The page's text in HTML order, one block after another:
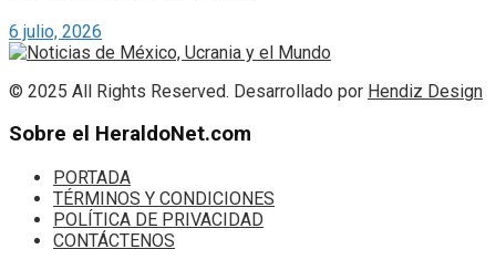
6 julio, 2026
© 2025 All Rights Reserved. Desarrollado por Hendiz Design
Sobre el HeraldoNet.com
PORTADA
TÉRMINOS Y CONDICIONES
POLÍTICA DE PRIVACIDAD
CONTÁCTENOS